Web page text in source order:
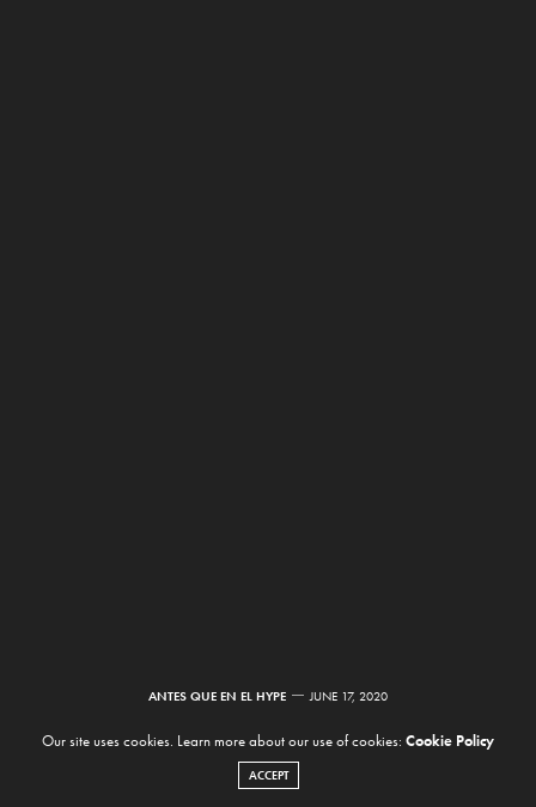
ANTES QUE EN EL HYPE JUNE 17, 2020
El músico francés
Our site uses cookies. Learn more about our use of cookies: Cookie Policy
ACCEPT